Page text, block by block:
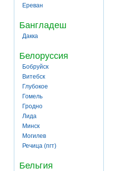
Ереван
Бангладеш
Дакка
Белоруссия
Бобруйск
Витебск
Глубокое
Гомель
Гродно
Лида
Минск
Могилев
Речица (пгт)
Бельгия